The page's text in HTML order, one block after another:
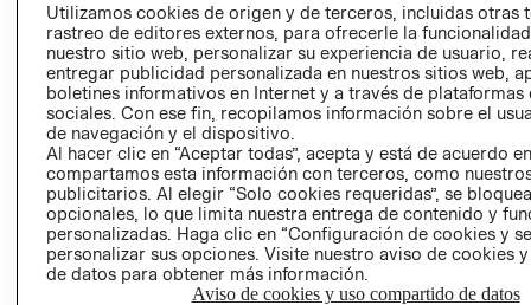
LIBRO DE
Ecuador ($)
CAMBIAR REGIÓN
Utilizamos cookies de origen y de terceros, incluidas otras
rastreo de editores externos, para ofrecerle la
nuestro sitio web, personalizar su experiencia de usuario,
entregar publicidad personalizada en nuestros sitios web,
boletines informativos en Internet y a través de plataformas
sociales. Con ese fin, recopilamos información sobre el
de navegación y el dispositivo.
Al hacer clic en “Aceptar todas”, acepta y está de acuerdo
compartamos esta información con terceros, como
publicitarios. Al elegir “Solo cookies requeridas”, se
opcionales, lo que limita nuestra entrega de contenido y
personalizadas. Haga clic en “Configuración de cookies y
personalizar sus opciones. Visite nuestro aviso de cookies
de datos para obtener más información.
Aviso de cookies y uso compartido de datos